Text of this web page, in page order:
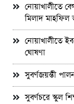
নোয়াখালীতে
মিলাদ মাহফিল
নোয়াখালীতে
ঘোষণা
সুবর্ণজয়ন্তী
সুবর্ণচরে স্কুল